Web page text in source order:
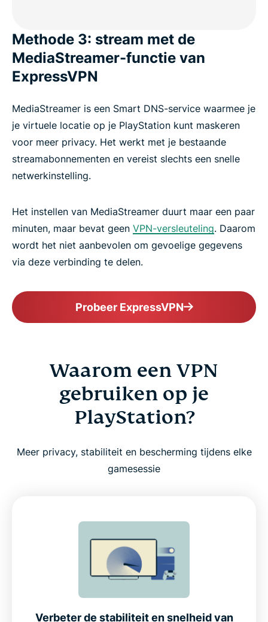
Methode 3: stream met de
MediaStreamer-functie van
ExpressVPN
MediaStreamer is een Smart DNS-service waarmee je
je virtuele locatie op je PlayStation kunt maskeren
voor meer privacy. Het werkt met je bestaande
streamabonnementen en vereist slechts een snelle
netwerkinstelling.
Het instellen van MediaStreamer duurt maar een paar
minuten, maar bevat geen VPN-versleuteling. Daarom
wordt het niet aanbevolen om gevoelige gegevens
via deze verbinding te delen.
Probeer ExpressVPN
Waarom een VPN
gebruiken op je
PlayStation?
Meer privacy, stabiliteit en bescherming tijdens elke
gamesessie
Verbeter de stabiliteit en snelheid van